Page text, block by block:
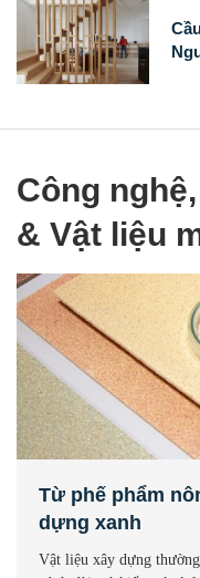
Công
& Vật liệu
Từ phế phẩm
dựng xanh
Vật liệu xây dựng